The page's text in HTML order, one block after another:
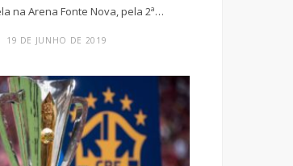
na Arena Fonte Nova, pela 2ª…
19 DE JUNHO DE 2019